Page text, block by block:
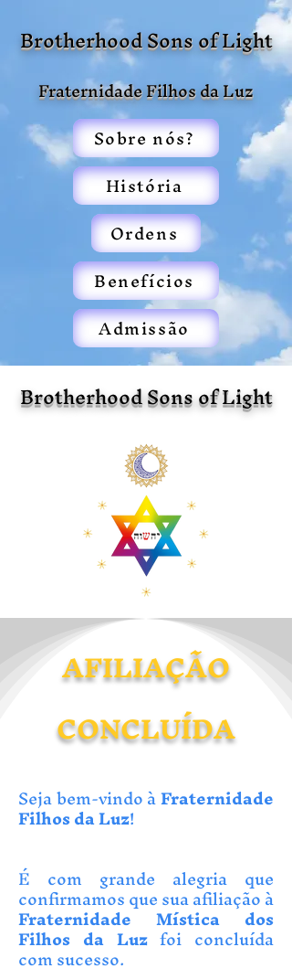
Brotherhood Sons of Light
Fraternidade Filhos da Luz
Sobre nós?
História
Ordens
Benefícios
Admissão
Brotherhood Sons of Light
AFILIAÇÃO
CONCLUÍDA
Seja bem-vindo àFraternidade
Filhos da Luz!
É com grande alegria que
confirmamos que sua afiliação à
Fraternidade Mística dos
Filhos da Luzfoi concluída
com sucesso.